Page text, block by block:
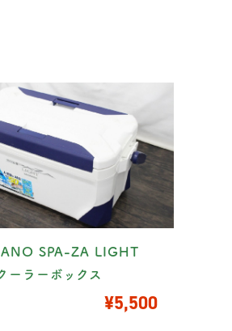
SPA-ZA LIGHT
ーラーボックス
¥5,500